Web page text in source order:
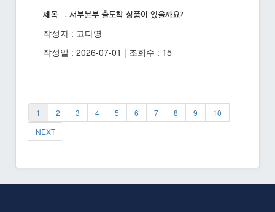
제목 : 서부본부 출도착 상품이 있을까요?
작성자 : 고다영
작성일 : 2026-07-01 | 조회수 : 15
1 2 3 4 5 6 7 8 9
10
NEXT